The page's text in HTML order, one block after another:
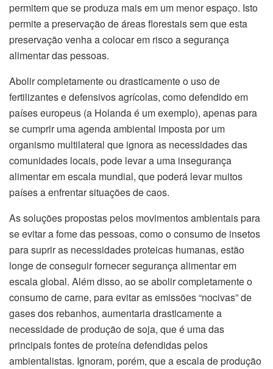
permitem que se produza mais em um menor espaço. Isto
permite a preservação de áreas florestais sem que esta
preservação venha a colocar em risco a segurança
alimentar das pessoas.
Abolir completamente ou drasticamente o uso de
fertilizantes e defensivos agrícolas, como defendido em
países europeus (a Holanda é um exemplo), apenas para
se cumprir uma agenda ambiental imposta por um
organismo multilateral que ignora as necessidades das
comunidades locais, pode levar a uma insegurança
alimentar em escala mundial, que poderá levar muitos
países a enfrentar situações de caos.
As soluções propostas pelos movimentos ambientais para
se evitar a fome das pessoas, como o consumo de insetos
para suprir as necessidades proteicas humanas, estão
longe de conseguir fornecer segurança alimentar em
escala global. Além disso, ao se abolir completamente o
consumo de carne, para evitar as emissões “nocivas” de
gases dos rebanhos, aumentaria drasticamente a
necessidade de produção de soja, que é uma das
principais fontes de proteína defendidas pelos
ambientalistas. Ignoram, porém, que a escala de produção